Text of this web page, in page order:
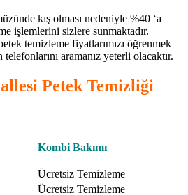
kış olması nedeniyle %40 ‘a
işlemlerini sizlere sunmaktadır.
temizleme fiyatlarımızı öğrenmek
aramanız yeterli olacaktır.
Petek Temizliği
Kombi Bakımı
Ücretsiz Temizleme
Ücretsiz Temizleme